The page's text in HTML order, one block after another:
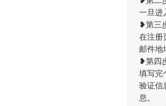
一旦进
❥第三
在注册
邮件地
❥第四
填写完
验证信
息。